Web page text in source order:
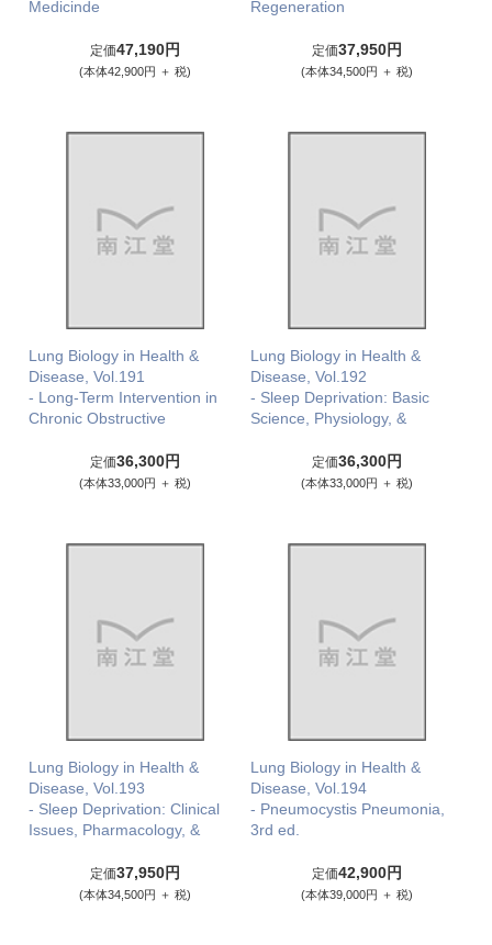
Medicinde
定価47,190円
(本体42,900円 ＋ 税)
Regeneration
定価37,950円
(本体34,500円 ＋ 税)
Lung Biology in Health &
Disease, Vol.191
- Long-Term Intervention in
Chronic Obstructive
定価36,300円
(本体33,000円 ＋ 税)
Lung Biology in Health &
Disease, Vol.192
- Sleep Deprivation: Basic
Science, Physiology, &
定価36,300円
(本体33,000円 ＋ 税)
Lung Biology in Health &
Disease, Vol.193
- Sleep Deprivation: Clinical
Issues, Pharmacology, &
定価37,950円
(本体34,500円 ＋ 税)
Lung Biology in Health &
Disease, Vol.194
- Pneumocystis Pneumonia,
3rd ed.
定価42,900円
(本体39,000円 ＋ 税)